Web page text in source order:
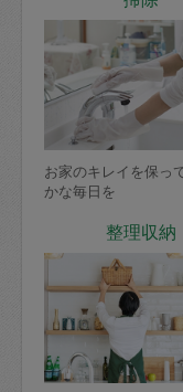
お家のキレイを保っ
かな毎日を
整理収納